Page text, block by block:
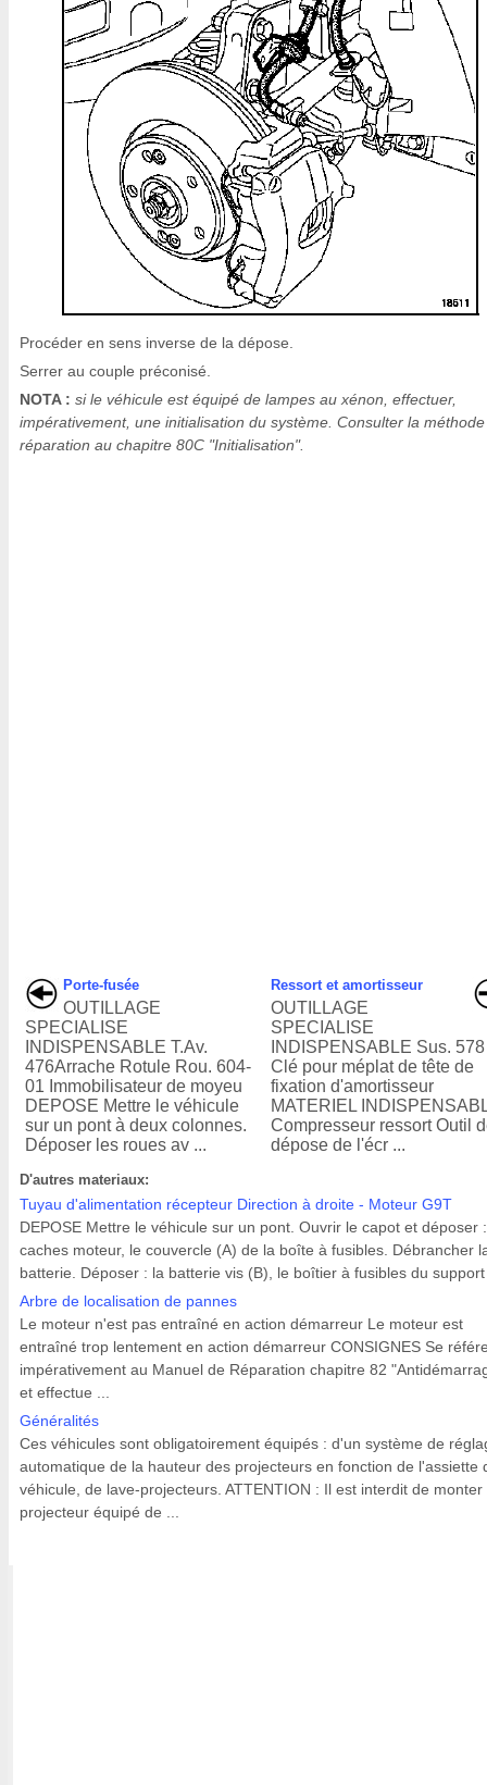
Procéder en sens inverse de la dépose.
Serrer au couple préconisé.
NOTA : si le véhicule est équipé de lampes au xénon, effectuer,
impérativement, une initialisation du système. Consulter la
réparation au chapitre 80C "Initialisation".
Porte-fusée
OUTILLAGE
SPECIALISE
INDISPENSABLE T.Av.
476Arrache Rotule Rou. 604-
01 Immobilisateur de moyeu
DEPOSE Mettre le véhicule
sur un pont à deux colonnes.
Déposer les roues av ...
Ressort et amortisseur
OUTILLAGE
SPECIALISE
INDISPENSABLE Sus. 578
Clé pour méplat de tête de
fixation d'amortisseur
MATERIEL
Compresseur ressort Outil
dépose de l'écr ...
D'autres materiaux:
Tuyau d'alimentation récepteur Direction à droite - Moteur G9T
DEPOSE Mettre le véhicule sur un pont. Ouvrir le capot et déposer
caches moteur, le couvercle (A) de la boîte à fusibles. Débrancher
batterie. Déposer : la batterie vis (B), le boîtier à fusibles du
Arbre de localisation de pannes
Le moteur n'est pas entraîné en action démarreur Le moteur est
entraîné trop lentement en action démarreur CONSIGNES Se
impérativement au Manuel de Réparation chapitre 82
et effectue ...
Généralités
Ces véhicules sont obligatoirement équipés : d'un système de
automatique de la hauteur des projecteurs en fonction de l'assiette
véhicule, de lave-projecteurs. ATTENTION : Il est interdit de monter
projecteur équipé de ...